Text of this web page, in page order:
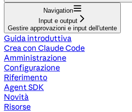
Navigation
Input e output
Gestire approvazioni e input dell'utente
Guida introduttiva
Crea con Claude Code
Amministrazione
Configurazione
Riferimento
Agent SDK
Novità
Risorse